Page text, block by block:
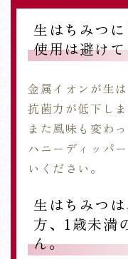
生はちみつ
使用は避けて
金属イオンが生
抗菌力が低下しま
また風味も変わ
ハニーディッパ
いください。
生はちみつ
方、1歳未満
ん。